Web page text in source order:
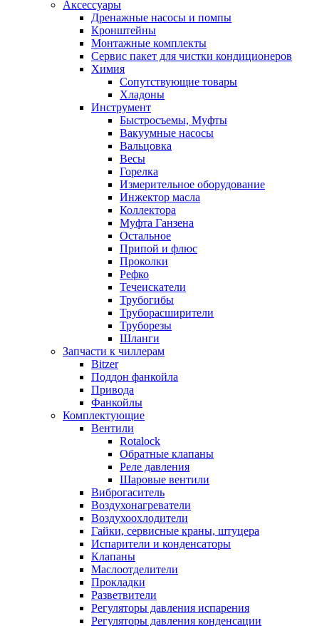
Аксессуары
Дренажные насосы и помпы
Кронштейны
Монтажные комплекты
Сервис пакет для чистки кондиционеров
Химия
Сопутствующие товары
Хладоны
Инструмент
Быстросъемы, Муфты
Вакуумные насосы
Вальцовка
Весы
Горелка
Измерительное оборудование
Инжектор масла
Коллектора
Муфта Ганзена
Остальное
Припой и флюс
Проколки
Рефко
Течеискатели
Трубогибы
Труборасширители
Труборезы
Шланги
Запчасти к чиллерам
Bitzer
Поддон фанкойла
Привода
Фанкойлы
Комплектующие
Вентили
Rotalock
Обратные клапаны
Реле давления
Шаровые вентили
Виброгаситель
Воздухонагреватели
Воздухоохлодители
Гайки, сервисные краны, штуцера
Испарители и конденсаторы
Клапаны
Маслоотделители
Прокладки
Разветвители
Регуляторы давления испарения
Регуляторы давления конденсации